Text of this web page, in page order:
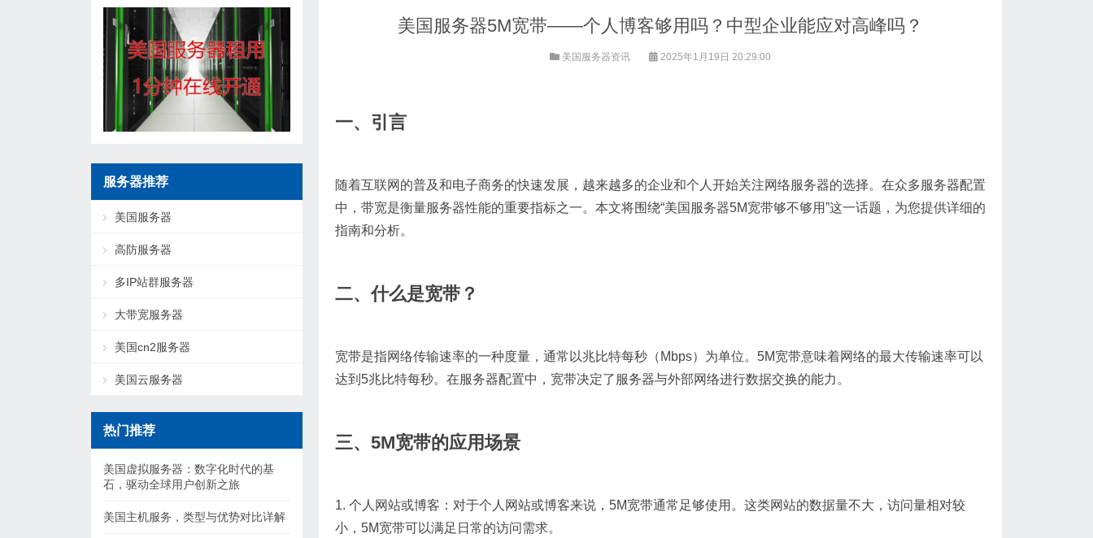
美国服务器5M宽带——个人博客够用吗？中型企业能应对高峰吗？
美国服务器资讯 2025年1月19日 20:29:00
一、引言
随着互联网的普及和电子商务的快速发展，越来越多的企业和个人开始关注网络服务器的选择。在众多服务器配置
中，带宽是衡量服务器性能的重要指标之一。本文将围绕“美国服务器5M宽带够不够用”这一话题，为您提供详细的
指南和分析。
二、什么是宽带？
宽带是指网络传输速率的一种度量，通常以兆比特每秒（Mbps）为单位。5M宽带意味着网络的最大传输速率可以
达到5兆比特每秒。在服务器配置中，宽带决定了服务器与外部网络进行数据交换的能力。
三、5M宽带的应用场景
1. 个人网站或博客：对于个人网站或博客来说，5M宽带通常足够使用。这类网站的数据量不大，访问量相对较
小，5M宽带可以满足日常的访问需求。
服务器推荐
美国服务器
高防服务器
多IP站群服务器
大带宽服务器
美国cn2服务器
美国云服务器
热门推荐
美国虚拟服务器：数字化时代的基
石，驱动全球用户创新之旅
美国主机服务，类型与优势对比详解